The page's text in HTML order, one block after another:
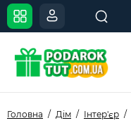
Головна Дім Інтер'єр